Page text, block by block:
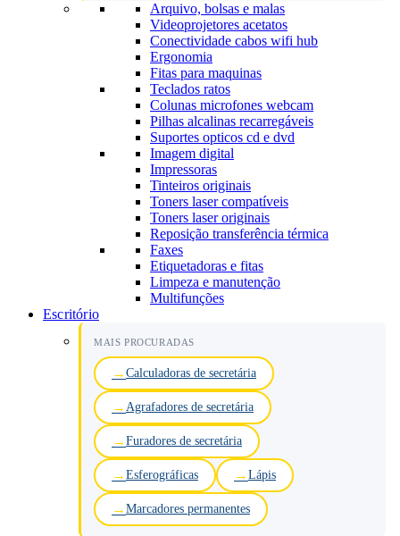
Arquivo, bolsas e malas
Videoprojetores acetatos
Conectividade cabos wifi hub
Ergonomia
Fitas para maquinas
Teclados ratos
Colunas microfones webcam
Pilhas alcalinas recarregáveis
Suportes opticos cd e dvd
Imagem digital
Impressoras
Tinteiros originais
Toners laser compatíveis
Toners laser originais
Reposição transferência térmica
Faxes
Etiquetadoras e fitas
Limpeza e manutenção
Multifunções
Escritório
MAIS PROCURADAS
Calculadoras de secretária
Agrafadores de secretária
Furadores de secretária
Esferográficas Lápis
Marcadores permanentes